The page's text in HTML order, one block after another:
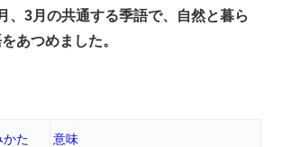
、3月の共通する季語で、自然と暮ら
あつめました。
かた 意味